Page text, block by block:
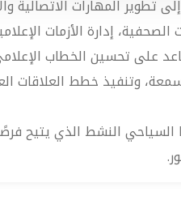
المهارات الاتصالية
الصحفية، إدارة الأزمات
على تحسين الخطاب
وتنفيذ خطط العلاقات
السياحي النشط الذي يتيح